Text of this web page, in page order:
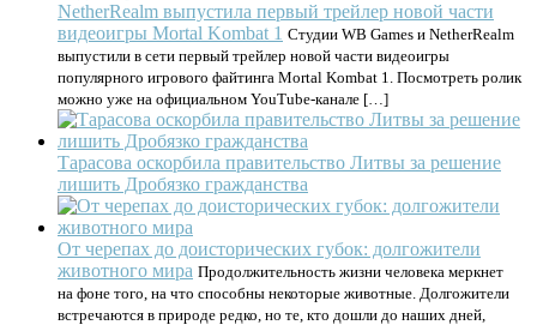
NetherRealm выпустила первый трейлер новой части
видеоигры Mortal Kombat 1 Студии WB Games и NetherRealm
выпустили в сети первый трейлер новой части видеоигры
популярного игрового файтинга Mortal Kombat 1. Посмотреть ролик
можно уже на официальном YouTube-канале […]
Тарасова оскорбила правительство Литвы за решение
лишить Дробязко гражданства
От черепах до доисторических губок: долгожители
животного мира Продолжительность жизни человека меркнет
на фоне того, на что способны некоторые животные. Долгожители
встречаются в природе редко, но те, кто дошли до наших дней,